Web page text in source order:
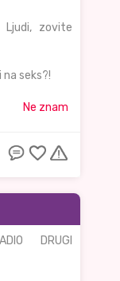
Ljudi, zovite
seks?!
Ne znam
DRUGI